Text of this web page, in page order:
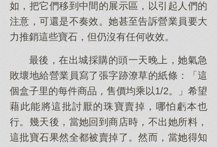
如，把它們移到中間的展示區，以引起人們的
注意，可還是不奏效。她甚至告訴營業員要大
力推銷這些寶石，但仍沒有任何收效。
最後，在出城採購的頭一天晚上，她氣急
敗壞地給營業員寫了張字跡潦草的紙條：「這
個盒子里的每件商品，售價均乘以1/2。」希望
藉此能將這批討厭的珠寶賣掉，哪怕虧本也
行。幾天後，當她回到商店時，不出她所料，
這批寶石果然全都被賣掉了。然而，當她得知